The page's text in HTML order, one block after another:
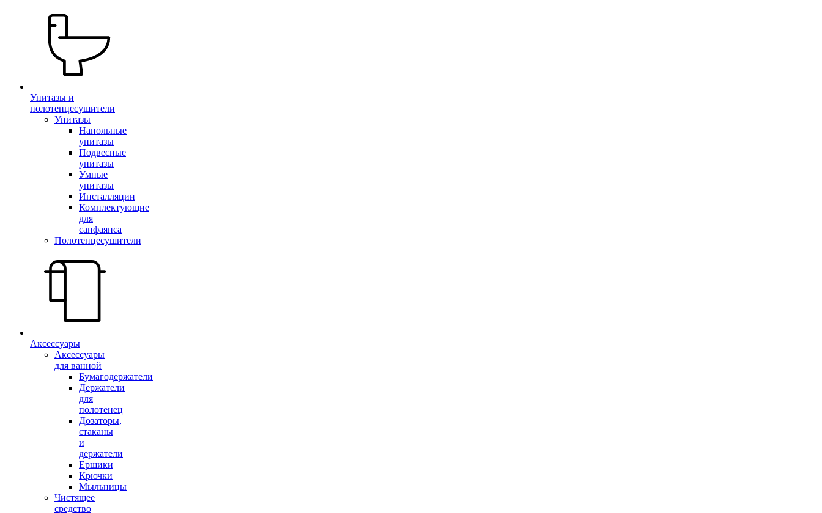
Унитазы и
полотенцесушители
Унитазы
Напольные
унитазы
Подвесные
унитазы
Умные
унитазы
Инсталляции
Комплектующие
для
санфаянса
Полотенцесушители
Аксессуары
Аксессуары
для ванной
Бумагодержатели
Держатели
для
полотенец
Дозаторы,
стаканы
и
держатели
Ершики
Крючки
Мыльницы
Чистящее
средство